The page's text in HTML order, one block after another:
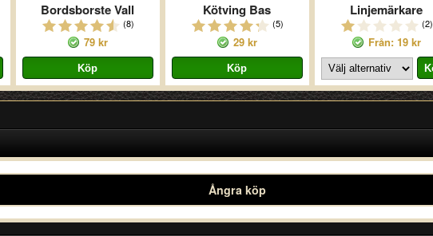
Bordsborste Vall
(8)
79 kr
Kötving Bas
(5)
29 kr
Linjemärkare
(2)
Från: 19 kr
Ångra köp